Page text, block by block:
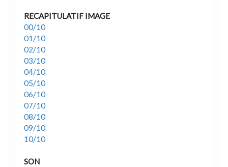
RECAPITULATIF IMAGE
00/10
01/10
02/10
03/10
04/10
05/10
06/10
07/10
08/10
09/10
10/10
SON